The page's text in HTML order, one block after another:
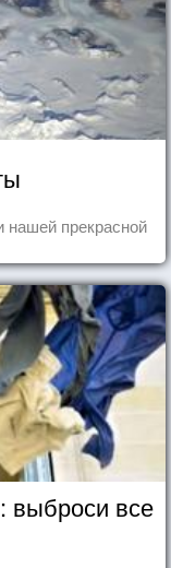
прекрасной
выброси все